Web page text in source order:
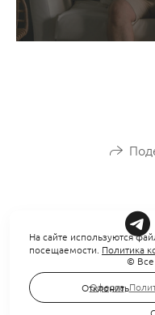
©
Оферта,
На сайте используются
посещаемости. Политика
Отклонить